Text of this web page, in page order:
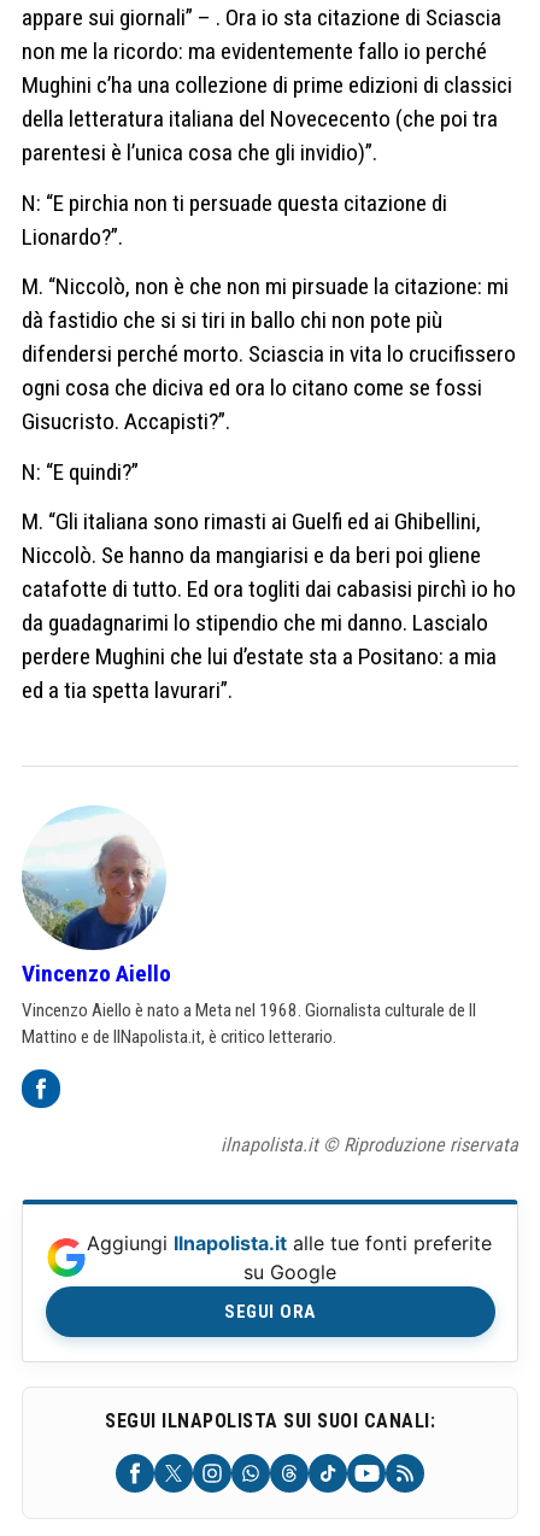
appare sui giornali” – . Ora io sta citazione di Sciascia
non me la ricordo: ma evidentemente fallo io perché
Mughini c’ha una collezione di prime edizioni di classici
della letteratura italiana del Novececento (che poi tra
parentesi è l’unica cosa che gli invidio)”.
N: “E pirchia non ti persuade questa citazione di
Lionardo?”.
M. “Niccolò, non è che non mi pirsuade la citazione: mi
dà fastidio che si si tiri in ballo chi non pote più
difendersi perché morto. Sciascia in vita lo crucifissero
ogni cosa che diciva ed ora lo citano come se fossi
Gisucristo. Accapisti?”.
N: “E quindi?”
M. “Gli italiana sono rimasti ai Guelfi ed ai Ghibellini,
Niccolò. Se hanno da mangiarisi e da beri poi gliene
catafotte di tutto. Ed ora togliti dai cabasisi pirchì io ho
da guadagnarimi lo stipendio che mi danno. Lascialo
perdere Mughini che lui d’estate sta a Positano: a mia
ed a tia spetta lavurari”.
Vincenzo Aiello
Vincenzo Aiello è nato a Meta nel 1968. Giornalista culturale de Il
Mattino e de IlNapolista.it, è critico letterario.
ilnapolista.it © Riproduzione riservata
Aggiungi Ilnapolista.it alle tue fonti preferite
su Google
SEGUI ORA
SEGUI ILNAPOLISTA SUI SUOI CANALI: